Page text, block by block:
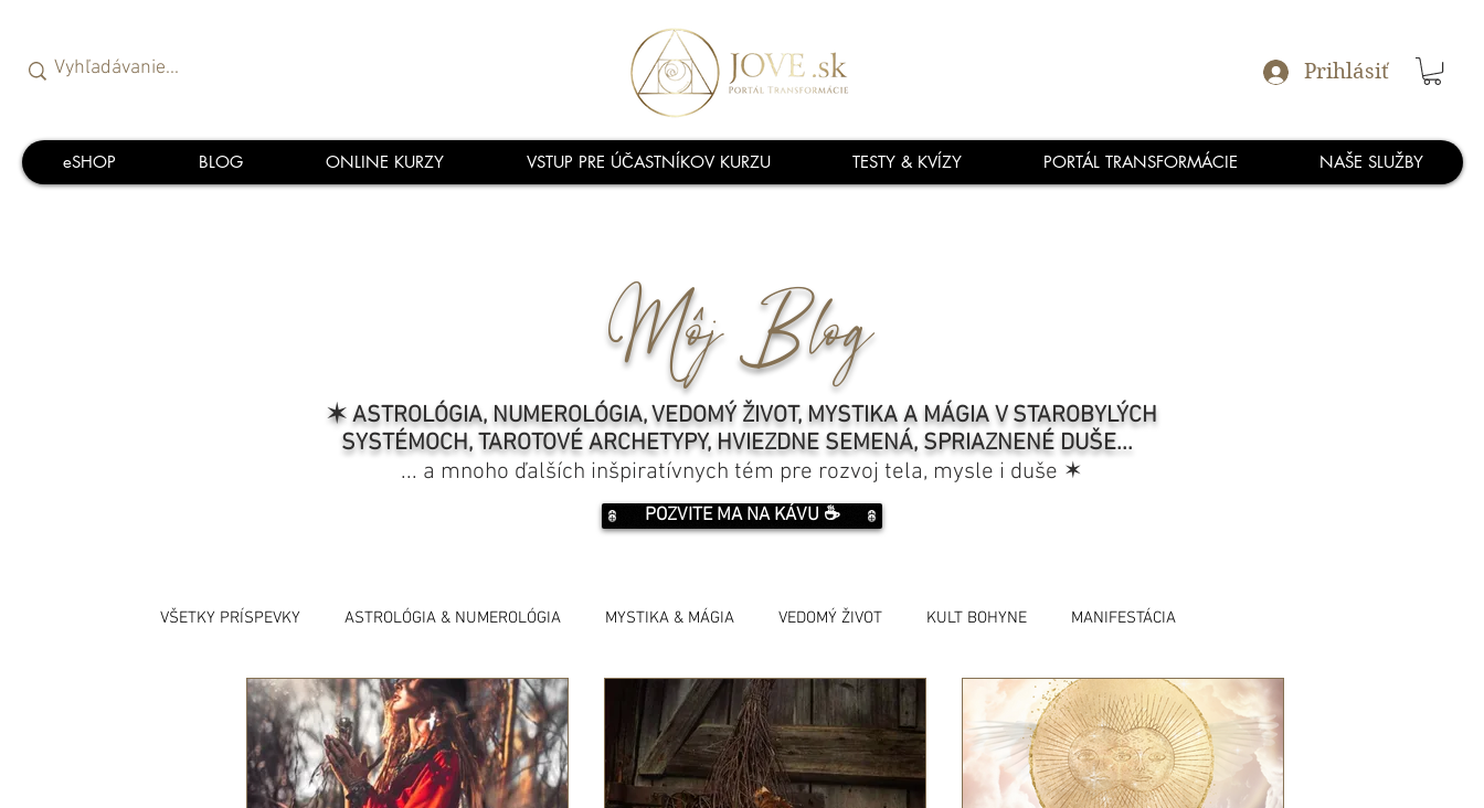
Prihlásiť
eSHOP BLOG ONLINE KURZY VSTUP PRE ÚČASTNÍKOV KURZU TESTY & KVÍZY PORTÁL TRANSFORMÁCIE NAŠE SLUŽBY
Môj Blog
✶ ASTROLÓGIA, NUMEROLÓGIA, VEDOMÝ ŽIVOT, MYSTIKA A MÁGIA V STAROBYLÝCH
SYSTÉMOCH, TAROTOVÉ ARCHETYPY, HVIEZDNE SEMENÁ, SPRIAZNENÉ DUŠE...
... a mnoho ďalších inšpiratívnych tém pre rozvoj tela, mysle i duše ✶
POZVITE MA NA KÁVU ☕️
VŠETKY PRÍSPEVKY ASTROLÓGIA & NUMEROLÓGIA MYSTIKA & MÁGIA VEDOMÝ ŽIVOT KULT BOHYNE MANIFESTÁCIA